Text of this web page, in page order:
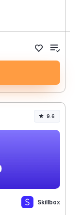
9.6
Skillbox